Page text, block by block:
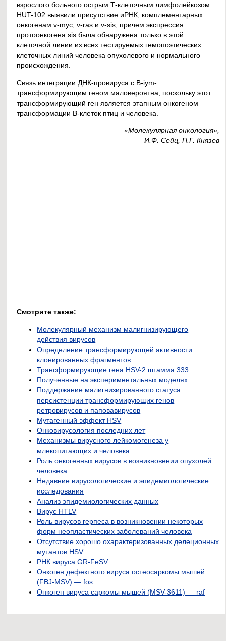
взрослого больного острым Т-клеточным лимфолейкозом
HUT-102 выявили присутствие иРНК, комплементарных
онкогенам v-myc, v-ras и v-sis, причем экспрессия
протоонкогена sis была обнаружена только в этой
клеточной линии из всех тестируемых гемопоэтических
клеточных линий человека опухолевого и нормального
происхождения.
Связь интеграции ДНК-провируса с B-iym-
трансформирующим геном маловероятна, поскольку этот
трансформирующий ген является этапным онкогеном
трансформации В-клеток птиц и человека.
«Молекулярная онкология»,
И.Ф. Сейц, П.Г. Князев
Смотрите также:
Молекулярный механизм малигнизирующего
действия вирусов
Определение трансформирующей активности
клонированных фрагментов
Трансформирующие гена HSV-2 штамма 333
Полученные на экспериментальных моделях
Поддержание малигнизированного статуса
персистенции трансформирующих генов
ретровирусов и паповавирусов
Мутагенный эффект HSV
Онковирусология последних лет
Механизмы вирусного лейкомогенеза у
млекопитающих и человека
Роль онкогенных вирусов в возникновении опухолей
человека
Недавние вирусологические и эпидемиологические
исследования
Анализ эпидемиологических данных
Вирус HTLV
Роль вирусов герпеса в возникновении некоторых
форм неопластических заболеваний человека
Отсутствие хорошо охарактеризованных делеционных
мутантов HSV
РНК вируса GR-FeSV
Онкоген дефектного вируса остеосаркомы мышей
(FBJ-MSV) — fos
Онкоген вируса саркомы мышей (MSV-3611) — raf